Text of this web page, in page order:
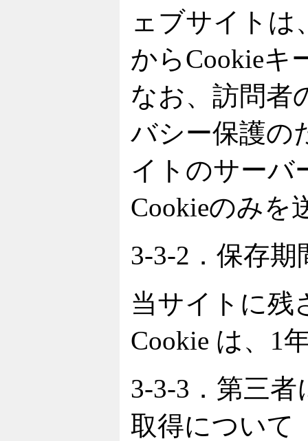
ェブサイトは
からCookieキ
なお、訪問者
バシー保護の
イトのサーバ
Cookieのみを
3-3-2．保存
当サイトに残
Cookie は、1
3-3-3．第三者
取得について